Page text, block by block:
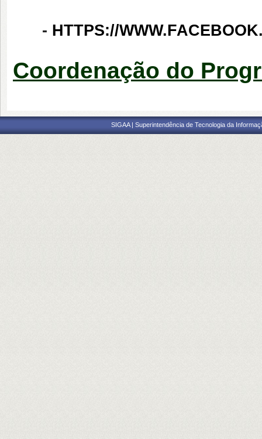
- HTTPS://
Coordenação do
SIGAA | Superintendência de Tecnologia da